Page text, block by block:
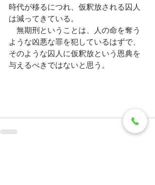
時代が移るにつれ、仮釈放される囚人
は減ってきている。
無期刑ということは、人の命を奪う
ような凶悪な罪を犯しているはずで、
そのような囚人に仮釈放という恩典を
与えるべきではないと思う。